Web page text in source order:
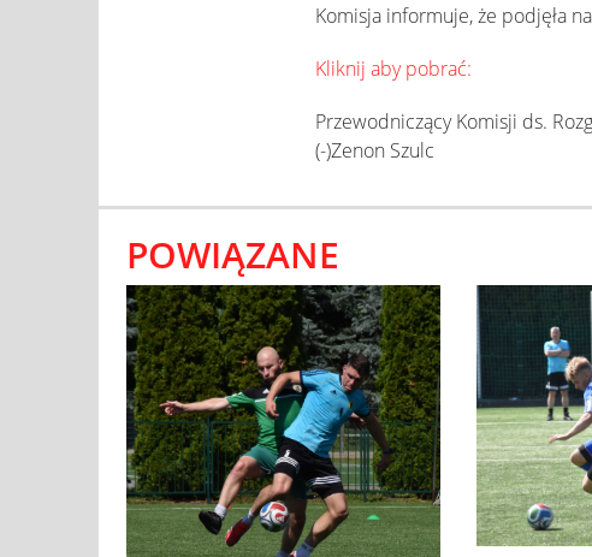
Komisja informuje, że podjęła
Kliknij aby pobrać:
Przewodniczący Komisji ds.
(-)Zenon Szulc
POWIĄZANE